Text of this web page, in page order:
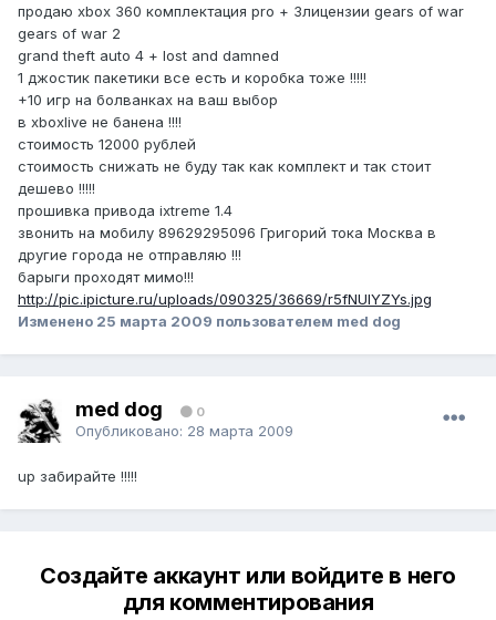
продаю xbox 360 комплектация pro + 3лицензии gears of war
gears of war 2
grand theft auto 4 + lost and damned
1 джостик пакетики все есть и коробка тоже !!!!!
+10 игр на болванках на ваш выбор
в xboxlive не банена !!!!
стоимость 12000 рублей
стоимость снижать не буду так как комплект и так стоит
дешево !!!!!
прошивка привода ixtreme 1.4
звонить на мобилу 89629295096 Григорий тока Москва в
другие города не отправляю !!!
барыги проходят мимо!!!
http://pic.ipicture.ru/uploads/090325/36669/r5fNUlYZYs.jpg
Изменено 25 марта 2009 пользователем med dog
med dog 0
Опубликовано: 28 марта 2009
up забирайте !!!!!
Создайте аккаунт или войдите в него
для комментирования